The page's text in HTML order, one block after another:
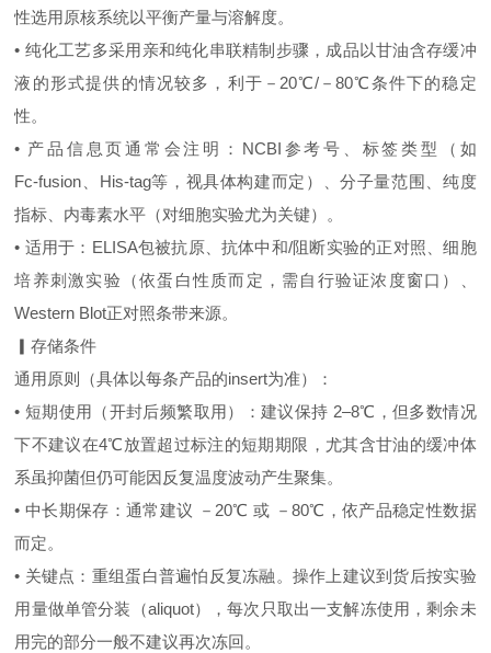
性选用原核系统以平衡产量与溶解度。
• 纯化工艺多采用亲和纯化串联精制步骤，成品以甘油含存缓冲
液的形式提供的情况较多，利于－20℃/－80℃条件下的稳定
性。
• 产品信息页通常会注明：NCBI参考号、标签类型（如
Fc‑fusion、His‑tag等，视具体构建而定）、分子量范围、纯度
指标、内毒素水平（对细胞实验尤为关键）。
• 适用于：ELISA包被抗原、抗体中和/阻断实验的正对照、细胞
培养刺激实验（依蛋白性质而定，需自行验证浓度窗口）、
Western Blot正对照条带来源。
▎存储条件
通用原则（具体以每条产品的insert为准）：
• 短期使用（开封后频繁取用）：建议保持 2–8℃，但多数情况
下不建议在4℃放置超过标注的短期期限，尤其含甘油的缓冲体
系虽抑菌但仍可能因反复温度波动产生聚集。
• 中长期保存：通常建议 －20℃ 或 －80℃，依产品稳定性数据
而定。
• 关键点：重组蛋白普遍怕反复冻融。操作上建议到货后按实验
用量做单管分装（aliquot），每次只取出一支解冻使用，剩余未
用完的部分一般不建议再次冻回。